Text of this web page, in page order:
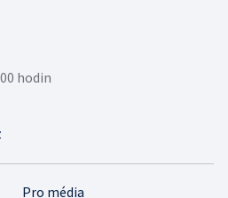
Pro média
hodin